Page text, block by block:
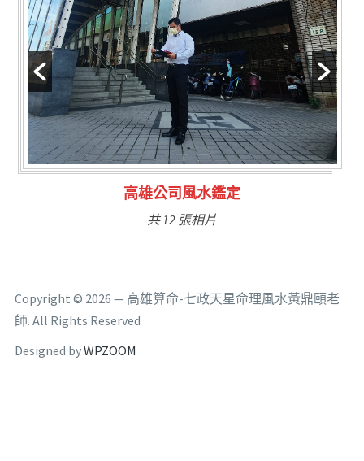
林氏福主量子生基造命
共 6 張相片
Copyright © 2026 — 高雄算命-七政天星命理風水黃鼎頤老
師. All Rights Reserved
Designed byWPZOOM